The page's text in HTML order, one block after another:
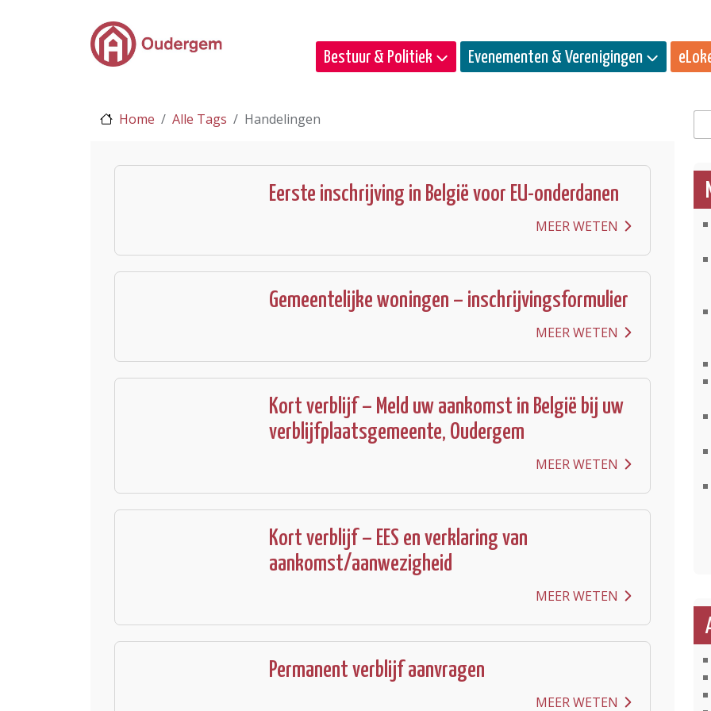
Ga naar de hoofdinhoud
Bestuur & Politiek Evenementen & Verenigingen
Home Alle Tags Handelingen
Eerste inschrijving in België voor EU-onderdanen
MEER WETEN
Gemeentelijke woningen – inschrijvingsformulier
MEER WETEN
Kort verblijf – Meld uw aankomst in België bij uw
verblijfplaatsgemeente, Oudergem
MEER WETEN
Kort verblijf – EES en verklaring van
aankomst/aanwezigheid
MEER WETEN
Permanent verblijf aanvragen
MEER WETEN